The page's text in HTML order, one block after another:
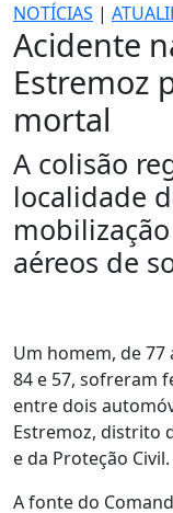
NOTÍCIAS |
Acidente
Estremoz
mortal
A colisão
localidade
aéreos de
Um homem, de
84 e 57, sofreram
entre dois
Estremoz, distrito
e da Proteção Civil.
A fonte do